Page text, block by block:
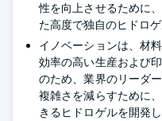
性を向上させるために
た高度で独自のヒドロゲ
イノベーションは、材
効率の高い生産および
のため、業界のリーダ
複雑さを減らすために
きるヒドロゲルを開発